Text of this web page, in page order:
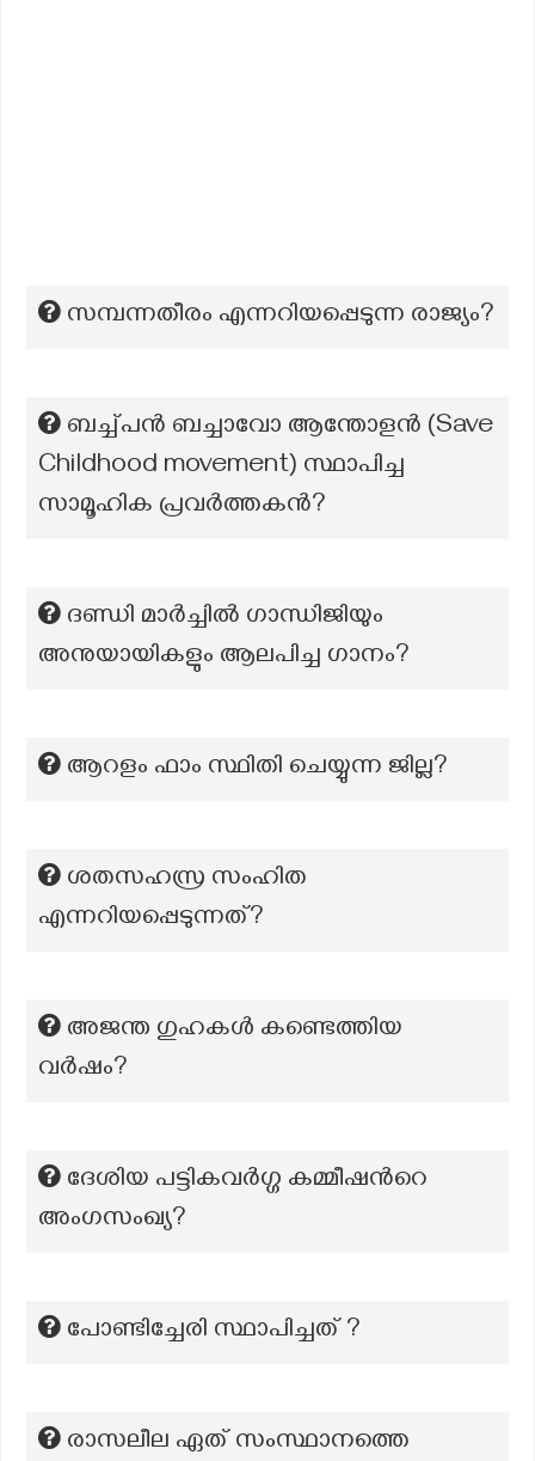
സമ്പന്നതീരം എന്നറിയപ്പെടുന്ന രാജ്യം?
ബച്ച്പൻ ബച്ചാവോ ആന്തോളൻ (Save
Childhood movement) സ്ഥാപിച്ച
സാമൂഹിക പ്രവർത്തകൻ?
ദണ്ഡി മാർച്ചിൽ ഗാന്ധിജിയും
അനുയായികളും ആലപിച്ച ഗാനം?
ആറളം ഫാം സ്ഥിതി ചെയ്യുന്ന ജില്ല?
ശതസഹസ്ര സംഹിത
എന്നറിയപ്പെടുന്നത്?
അജന്ത ഗുഹകൾ കണ്ടെത്തിയ
വർഷം?
ദേശിയ പട്ടികവർഗ്ഗ കമ്മീഷന്‍റെ
അംഗസംഖ്യ?
പോണ്ടിച്ചേരി സ്ഥാപിച്ചത് ?
രാസലീല ഏത് സംസ്ഥാനത്തെ